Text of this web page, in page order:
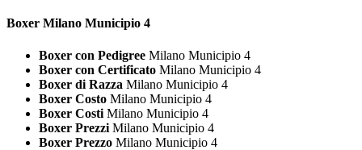
Boxer Milano Municipio 4
Boxer con Pedigree Milano Municipio 4
Boxer con Certificato Milano Municipio 4
Boxer di Razza Milano Municipio 4
Boxer Costo Milano Municipio 4
Boxer Costi Milano Municipio 4
Boxer Prezzi Milano Municipio 4
Boxer Prezzo Milano Municipio 4